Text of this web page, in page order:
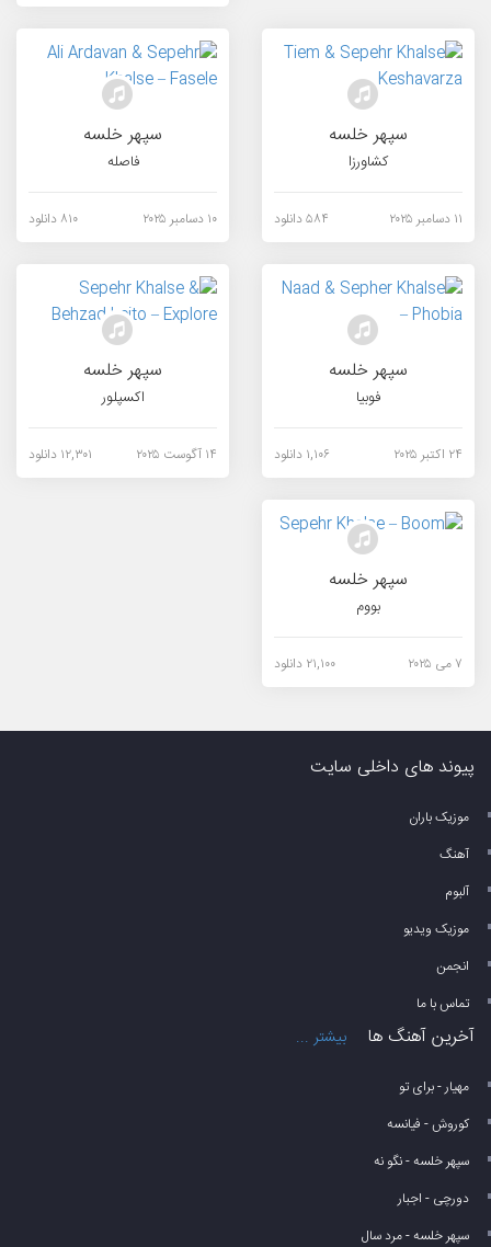
سپهر خلسه
کشاورزا
۱۱ دسامبر ۲۰۲۵ ۵۸۴ دانلود
سپهر خلسه
فاصله
۱۰ دسامبر ۲۰۲۵ ۸۱۰ دانلود
سپهر خلسه
فوبیا
۲۴ اکتبر ۲۰۲۵ ۱,۱۰۶ دانلود
سپهر خلسه
اکسپلور
۱۴ آگوست ۲۰۲۵ ۱۲,۳۰۱ دانلود
سپهر خلسه
بووم
۷ می ۲۰۲۵ ۲۱,۱۰۰ دانلود
پیوند های داخلی سایت
موزیک باران
آهنگ
آلبوم
موزیک ویدیو
انجمن
تماس با ما
آخرین آهنگ ها بیشتر ...
مهیار - برای تو
کوروش - فیانسه
سپهر خلسه - نگو نه
دورچی - اجبار
سپهر خلسه - مرد سال